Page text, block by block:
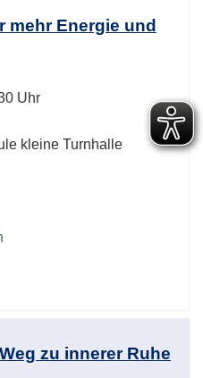
Energie und
Uhr
kleine Turnhalle
zu innerer Ruhe